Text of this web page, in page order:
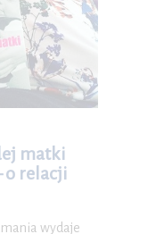
matki
o relacji
wydaje